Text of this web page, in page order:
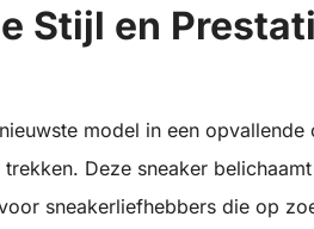
Stijl en
model in een
Deze sneaker
sneakerliefhebbers die op